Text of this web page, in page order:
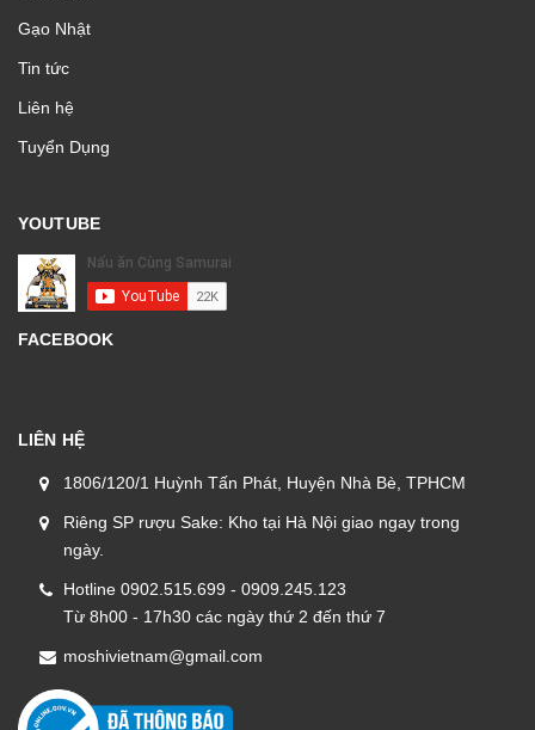
Gạo Nhật
Tin tức
Liên hệ
Tuyển Dụng
YOUTUBE
FACEBOOK
LIÊN HỆ
1806/120/1 Huỳnh Tấn Phát, Huyện Nhà Bè, TPHCM
Riêng SP rượu Sake: Kho tại Hà Nội giao ngay trong
ngày.
Hotline 0902.515.699 - 0909.245.123
Từ 8h00 - 17h30 các ngày thứ 2 đến thứ 7
moshivietnam@gmail.com